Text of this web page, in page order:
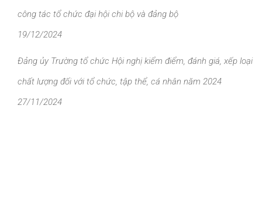
công tác tổ chức đại hội chi bộ và đảng bộ
19/12/2024
Đảng ủy Trường tổ chức Hội nghị kiểm điểm, đánh giá, xếp loại
chất lượng đối với tổ chức, tập thể, cá nhân năm 2024
27/11/2024